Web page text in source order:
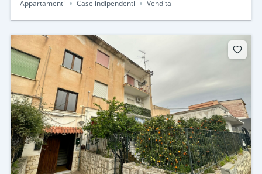
Appartamenti Case indipendenti Vendita